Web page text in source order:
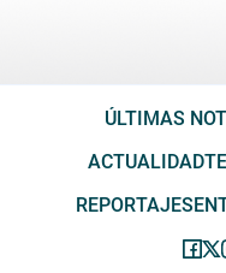
ÚLTIMAS
ACTUALIDAD
REPORTAJES